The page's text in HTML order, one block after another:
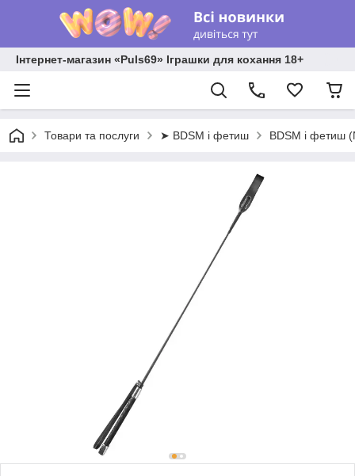
Інтернет-магазин «Puls69» Іграшки для кохання 18+
Товари та послуги ➤ BDSM і фетиш BDSM і фетиш